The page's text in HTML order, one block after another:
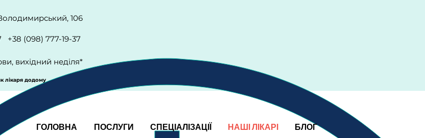
106
+38 (098) 777-19-37
вихідний неділя*
лікаря додому
ГОЛОВНА ПОСЛУГИ СПЕЦІАЛІЗАЦІЇ НАШІ ЛІКАРІ БЛОГ